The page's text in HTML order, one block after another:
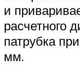
и
расчетного
патрубка
мм.